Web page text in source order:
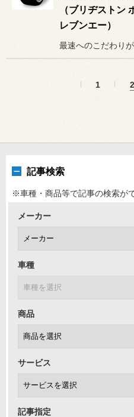
（ブリヂストン
レブンエー）
最速へのこだわり
1 2
記事検索
※車種・商品等で記事の検索が
メーカー
車種
商品
サービス
記事指定